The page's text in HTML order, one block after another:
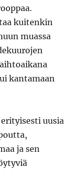
kuitenkin
muassa
kantamaan
uusia
ja sen